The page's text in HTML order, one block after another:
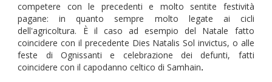
competere con le precedenti e molto sentite festività
pagane: in quanto sempre molto legate ai cicli
dell'agricoltura. È il caso ad esempio del Natale fatto
coincidere con il precedente Dies Natalis Sol invictus, o alle
feste di Ognissanti e celebrazione dei defunti, fatti
coincidere con il capodanno celtico di Samhain.